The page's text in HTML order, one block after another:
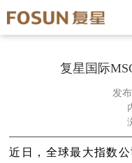
复星国际
发
近日，全球最大指数公